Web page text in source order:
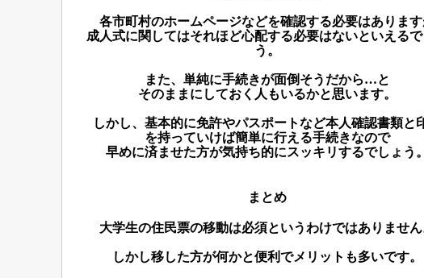
各市町村のホームページなどを確認する必要はありま
成人式に関してはそれほど心配する必要はないといえるで
う。
また、単純に手続きが面倒そうだから…と
そのままにしておく人もいるかと思います。
しかし、基本的に免許やパスポートなど本人確認書類と
を持っていけば簡単に行える手続きなので
早めに済ませた方が気持ち的にスッキリするでしょう。
まとめ
大学生の住民票の移動は必須というわけではありません
しかし移した方が何かと便利でメリットも多いです。